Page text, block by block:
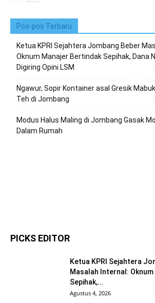
Pos-pos Terbaru
Ketua KPRI Sejahtera Jombang Beber
Oknum Manajer Bertindak Sepihak, Dana
Digiring Opini LSM
Ngawur, Sopir Kontainer asal Gresik
Teh di Jombang
Modus Halus Maling di Jombang Gasak
Dalam Rumah
PICKS EDITOR
Ketua KPRI Sejahtera
Masalah Internal:
Sepihak,...
Agustus 4, 2026